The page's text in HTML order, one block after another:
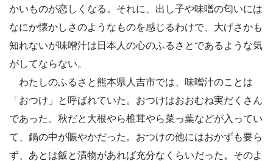
かいものが恋しくなる。それに、出し子や味噌の匂いには
なにか懐かしさのようなものを感じるわけで、大げさかも
知れないが味噌汁は日本人の心のふるさとであるような気
がしてならない。
わたしのふるさと熊本県人吉市では、味噌汁のことは
「おつけ」と呼ばれていた。おつけはおおむね実だくさん
であった。秋だと大根やら椎茸やら菜っ葉などが入ってい
て、鍋の中が賑やかだった。おつけの他にはおかずも要ら
ず、あとは飯と漬物があれば充分なくらいだった。そのよ